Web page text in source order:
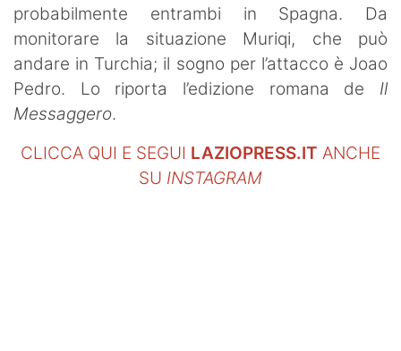
probabilmente entrambi in Spagna. Da
monitorare la situazione Muriqi, che può
andare in Turchia; il sogno per l’attacco è Joao
Pedro. Lo riporta l’edizione romana de Il
Messaggero.
CLICCA QUI E SEGUI LAZIOPRESS.IT ANCHE
SU INSTAGRAM